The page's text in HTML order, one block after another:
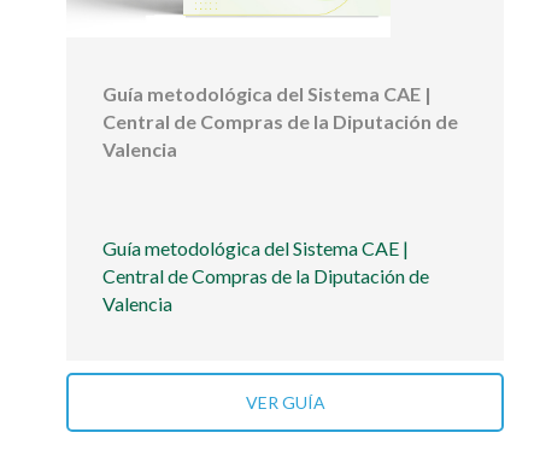
Guía metodológica del Sistema CAE |
Central de Compras de la Diputación de
Valencia
Guía metodológica del Sistema CAE |
Central de Compras de la Diputación de
Valencia
VER GUÍA